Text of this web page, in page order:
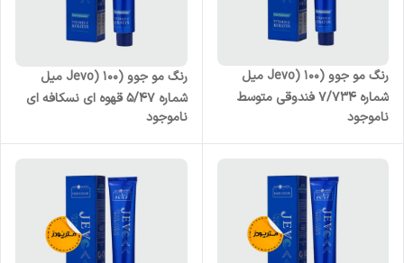
رنگ مو جوو (Jevo) 100 میل
شماره 7/734 فندوقی متوسط
ناموجود
رنگ مو جوو (Jevo) 100 میل
شماره 5/47 قهوه ای نسکافه ای
روشن
ناموجود